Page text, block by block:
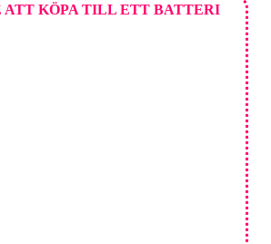
ATT KÖPA TILL ETT BATTERI